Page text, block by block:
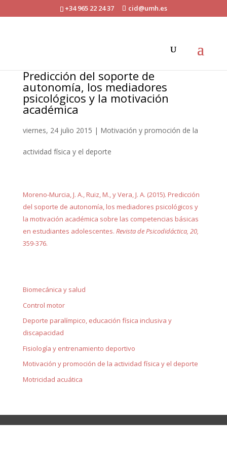
+34 965 22 24 37 cid@umh.es
Predicción del soporte de
autonomía, los mediadores
psicológicos y la motivación
académica
viernes, 24 julio 2015 | Motivación y promoción de la
actividad física y el deporte
Moreno-Murcia, J. A., Ruiz, M., y Vera, J. A. (2015). Predicción
del soporte de autonomía, los mediadores psicológicos y
la motivación académica sobre las competencias básicas
en estudiantes adolescentes. Revista de Psicodidáctica, 20,
359-376.
Biomecánica y salud
Control motor
Deporte paralímpico, educación física inclusiva y
discapacidad
Fisiología y entrenamiento deportivo
Motivación y promoción de la actividad física y el deporte
Motricidad acuática